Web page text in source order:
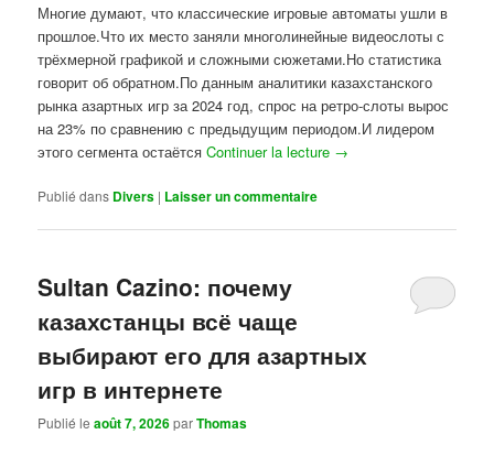
Многие думают, что классические игровые автоматы ушли в
прошлое.Что их место заняли многолинейные видеослоты с
трёхмерной графикой и сложными сюжетами.Но статистика
говорит об обратном.По данным аналитики казахстанского
рынка азартных игр за 2024 год, спрос на ретро-слоты вырос
на 23% по сравнению с предыдущим периодом.И лидером
этого сегмента остаётсяContinuer la lecture →
Publié dans Divers | Laisser un commentaire
Sultan Cazino: почему
казахстанцы всё чаще
выбирают его для азартных
игр в интернете
Publié leaoût 7, 2026parThomas